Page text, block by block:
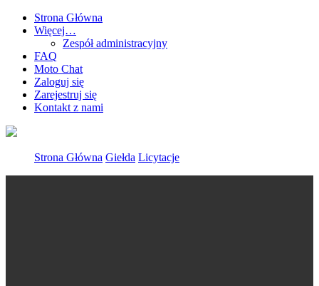
Strona Główna
Więcej…
Zespół administracyjny
FAQ
Moto Chat
Zaloguj się
Zarejestruj się
Kontakt z nami
Strona Główna Giełda Licytacje